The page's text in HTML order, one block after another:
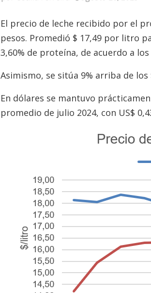
El precio de leche recibido por el
pesos. Promedió $ 17,49 por litro
3,60% de proteína, de acuerdo a
Asimismo, se sitúa 9% arriba de
En dólares se mantuvo
promedio de julio 2024, con US$